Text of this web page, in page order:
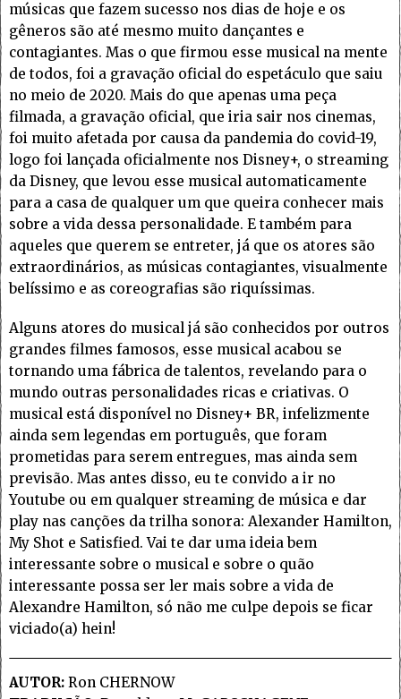
músicas que fazem sucesso nos dias de hoje e os
gêneros são até mesmo muito dançantes e
contagiantes. Mas o que firmou esse musical na mente
de todos, foi a gravação oficial do espetáculo que saiu
no meio de 2020. Mais do que apenas uma peça
filmada, a gravação oficial, que iria sair nos cinemas,
foi muito afetada por causa da pandemia do covid-19,
logo foi lançada oficialmente nos Disney+, o streaming
da Disney, que levou esse musical automaticamente
para a casa de qualquer um que queira conhecer mais
sobre a vida dessa personalidade. E também para
aqueles que querem se entreter, já que os atores são
extraordinários, as músicas contagiantes, visualmente
belíssimo e as coreografias são riquíssimas.
Alguns atores do musical já são conhecidos por outros
grandes filmes famosos, esse musical acabou se
tornando uma fábrica de talentos, revelando para o
mundo outras personalidades ricas e criativas. O
musical está disponível no Disney+ BR, infelizmente
ainda sem legendas em português, que foram
prometidas para serem entregues, mas ainda sem
previsão. Mas antes disso, eu te convido a ir no
Youtube ou em qualquer streaming de música e dar
play nas canções da trilha sonora: Alexander Hamilton,
My Shot e Satisfied. Vai te dar uma ideia bem
interessante sobre o musical e sobre o quão
interessante possa ser ler mais sobre a vida de
Alexandre Hamilton, só não me culpe depois se ficar
viciado(a) hein!
AUTOR: Ron CHERNOW